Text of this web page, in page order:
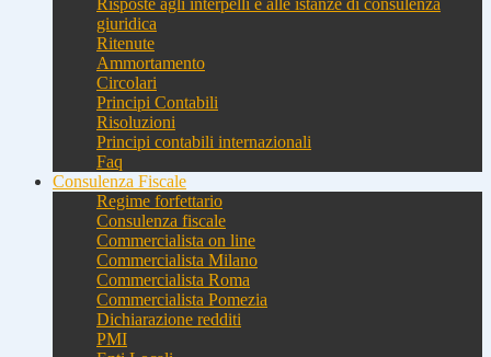
Risposte agli interpelli e alle istanze di consulenza
giuridica
Ritenute
Ammortamento
Circolari
Principi Contabili
Risoluzioni
Principi contabili internazionali
Faq
Consulenza Fiscale
Regime forfettario
Consulenza fiscale
Commercialista on line
Commercialista Milano
Commercialista Roma
Commercialista Pomezia
Dichiarazione redditi
PMI